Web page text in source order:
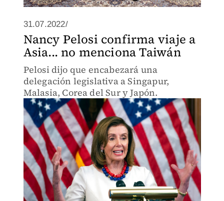
31.07.2022/
Nancy Pelosi confirma viaje a
Asia... no menciona Taiwán
Pelosi dijo que encabezará una
delegación legislativa a Singapur,
Malasia, Corea del Sur y Japón.